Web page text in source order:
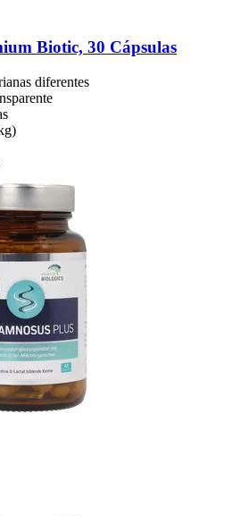
Biotic, 30 Cápsulas
diferentes